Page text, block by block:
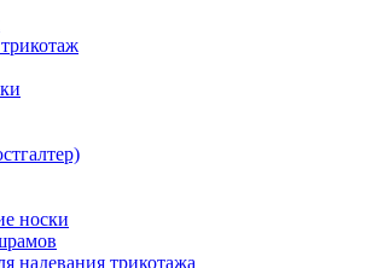
носки
надевания трикотажа